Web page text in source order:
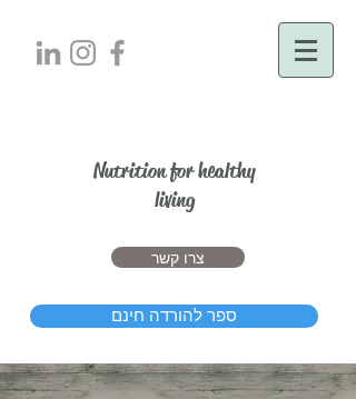
Nutrition for healthy
living
צרו קשר
ספר להורדה חינם